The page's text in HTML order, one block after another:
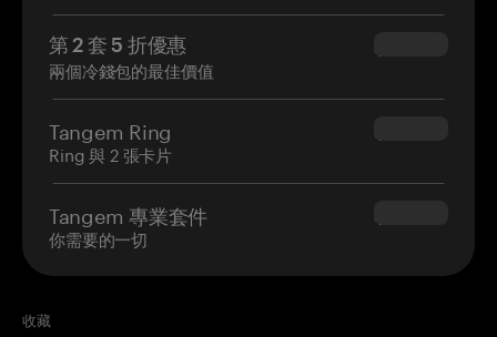
第 2 套 5 折優惠
兩個冷錢包的最佳價值
$34.95
Tangem Ring
Ring 與 2 張卡片
$160.00
Tangem 專業套件
你需要的一切
$180.00
收藏